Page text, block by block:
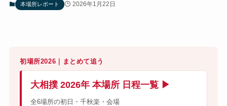
本場所レポート 2026年1月22日
初場所2026｜まとめて追う
大相撲 2026年 本場所 日程一覧 ▶
全6場所の初日・千秋楽・会場